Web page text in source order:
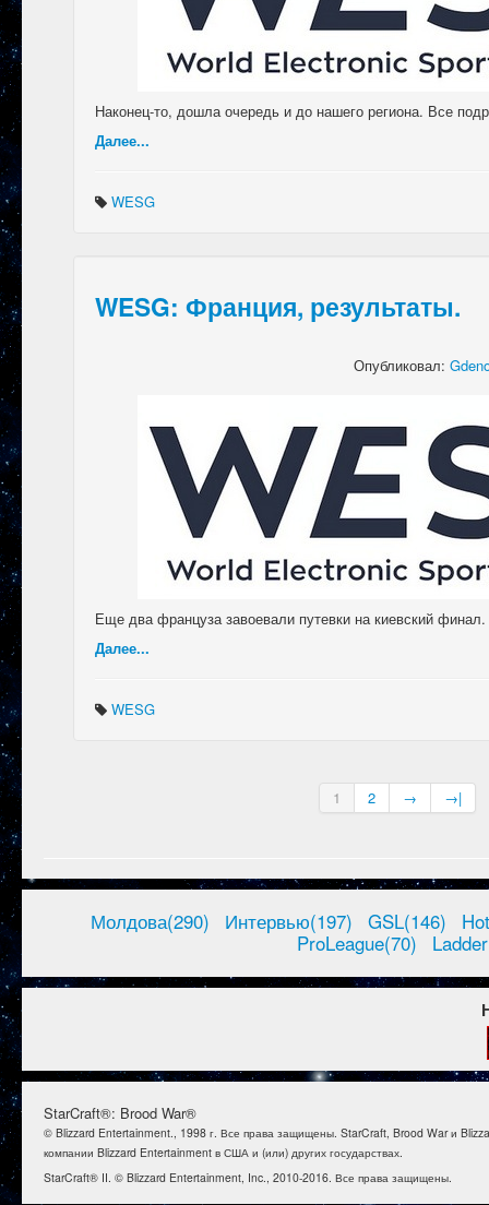
Наконец-то, дошла очередь и до нашего региона. Все
Далее...
WESG
WESG: Франция, результаты.
Опубликовал:
Еще два француза завоевали путевки на киевский
Далее...
WESG
1 2 → →|
Молдова(290) Интервью(197) GSL(146)
ProLeague(70)
StarCraft®: Brood War®
© Blizzard Entertainment., 1998 г. Все права защищены. StarCraft, Brood War и
компании Blizzard Entertainment в США и (или) других государствах.
StarCraft® II. © Blizzard Entertainment, Inc., 2010-2016. Все права защищены.